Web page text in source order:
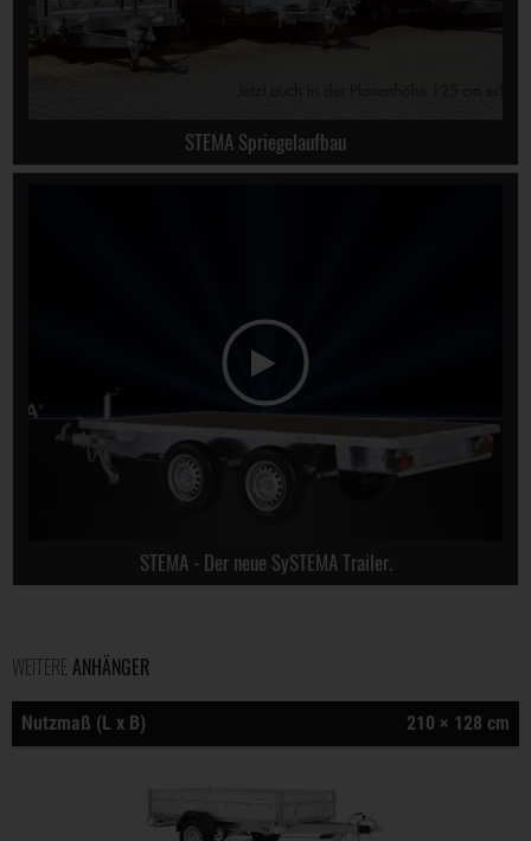
STEMA Spriegelaufbau
STEMA - Der neue SySTEMA Trailer.
WEITERE ANHÄNGER
Nutzmaß (L x B) 210 × 128 cm